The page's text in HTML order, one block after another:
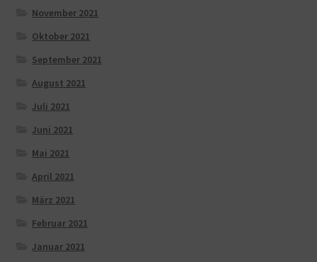
November 2021
Oktober 2021
September 2021
August 2021
Juli 2021
Juni 2021
Mai 2021
April 2021
März 2021
Februar 2021
Januar 2021